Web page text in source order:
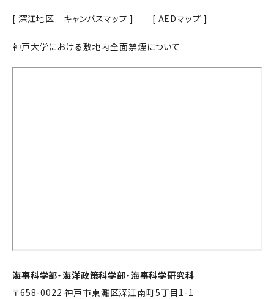
[ 深江地区 キャンパスマップ ] [ AEDマップ ]
神戸大学における敷地内全面禁煙について
海事科学部・海洋政策科学部・海事科学研究科
〒658-0022 神戸市東灘区深江南町5丁目1-1